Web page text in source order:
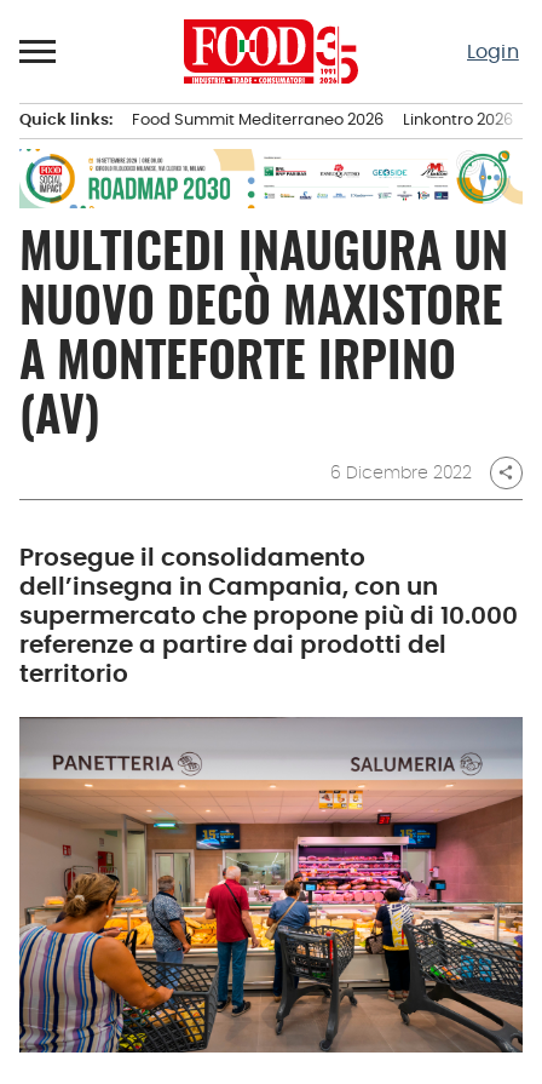
al
Login
principale
Quick links: Food Summit Mediterraneo 2026 Linkontro 2026
MULTICEDI INAUGURA UN
NUOVO DECÒ MAXISTORE
A MONTEFORTE IRPINO
(AV)
6 Dicembre 2022 share
Prosegue il consolidamento
dell’insegna in Campania, con un
supermercato che propone più di 10.000
referenze a partire dai prodotti del
territorio